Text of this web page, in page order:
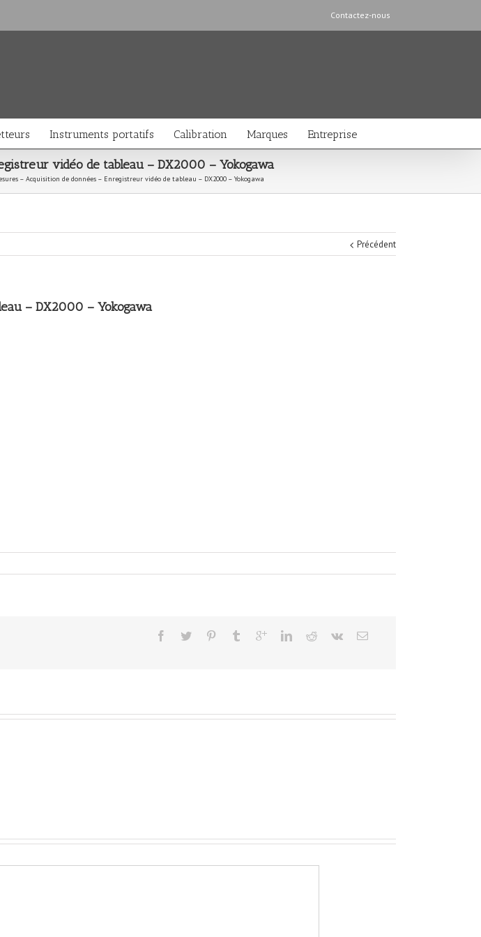
Contactez-nous
Instruments portatifs Calibration Marques Entreprise
vidéo de tableau – DX2000 – Yokogawa
– Acquisition de données – Enregistreur vidéo de tableau – DX2000 – Yokogawa
Précédent
– DX2000 – Yokogawa